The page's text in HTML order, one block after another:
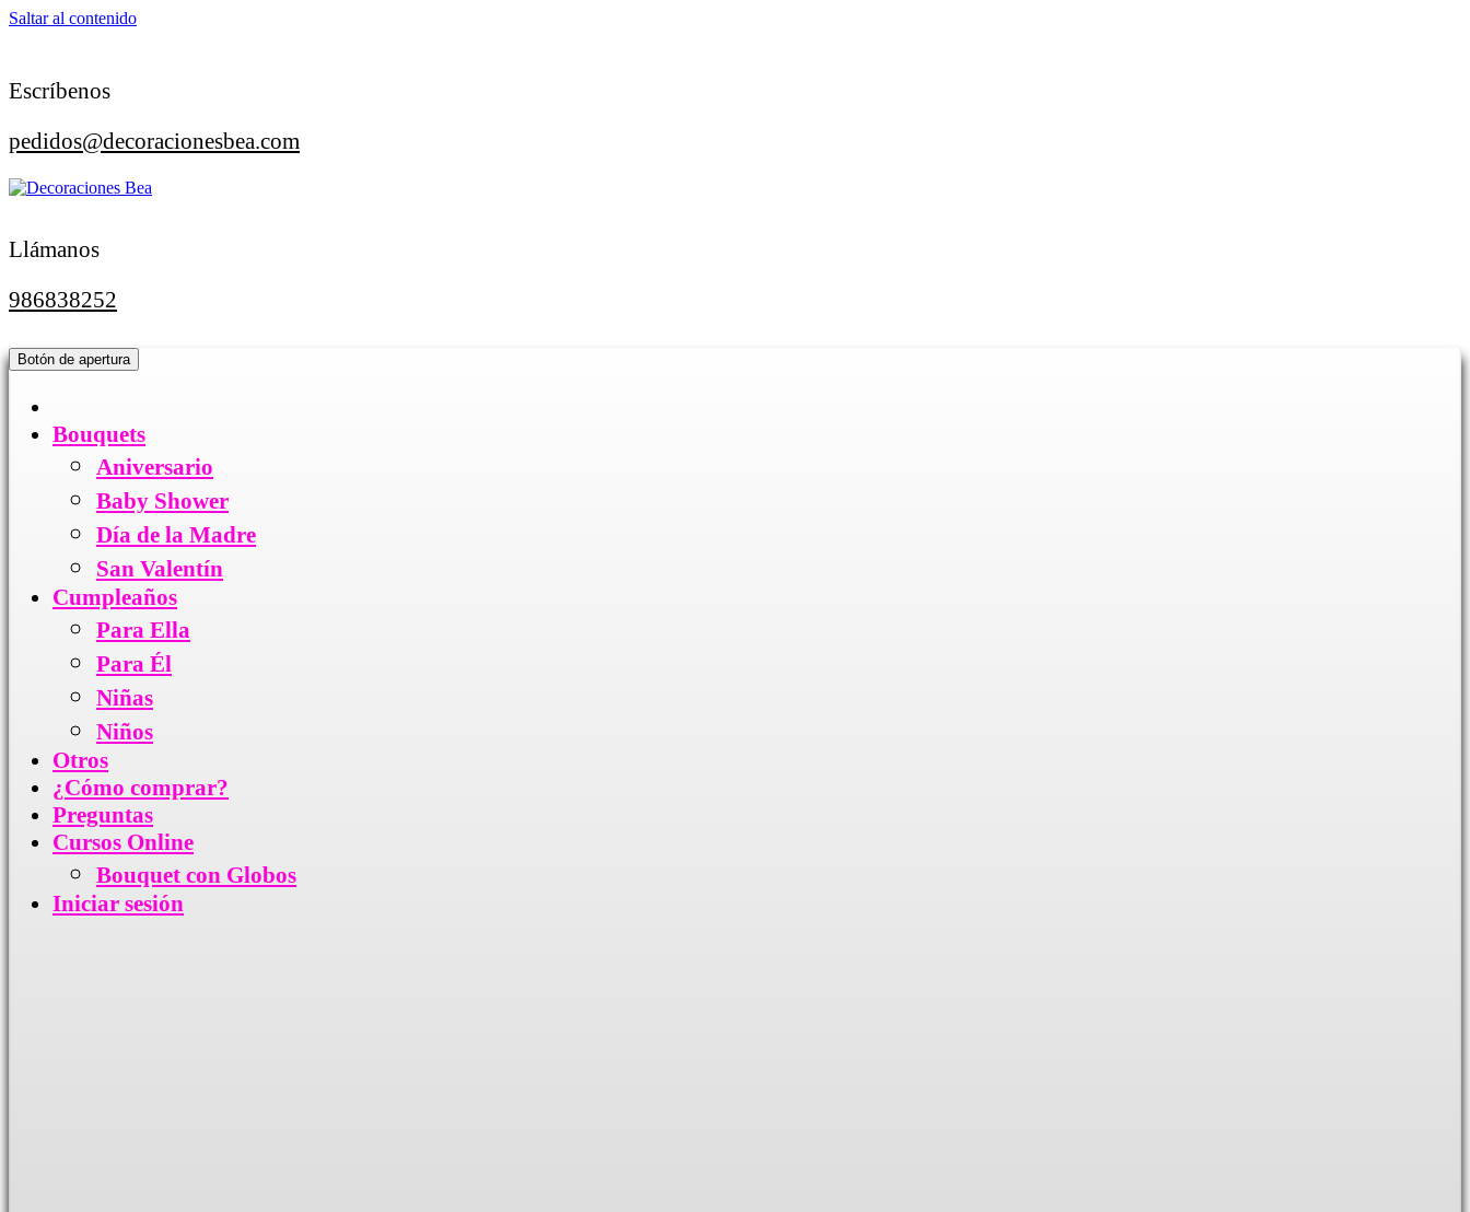
Saltar al contenido
Escríbenos
pedidos@decoracionesbea.com
Llámanos
986838252
Botón de apertura
Bouquets
Aniversario
Baby Shower
Día de la Madre
San Valentín
Cumpleaños
Para Ella
Para Él
Niñas
Niños
Otros
¿Cómo comprar?
Preguntas
Cursos Online
Bouquet con Globos
Iniciar sesión